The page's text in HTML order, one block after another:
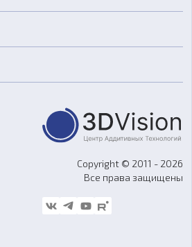
для вакуумного литья
Copyright © 2011 - 2026
Все права защищены